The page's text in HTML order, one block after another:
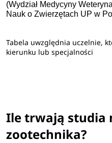
(Wydział Medycyny
Nauk o Zwierzętach UP w
Tabela uwzględnia uczelnie,
kierunku lub specjalności
Ile trwają studia
zootechnika?